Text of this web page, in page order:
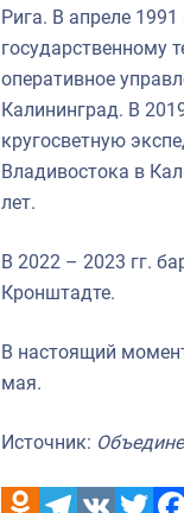
Рига. В апреле
государственному
оперативное
Калининград. В
кругосветную
Владивостока в
лет.
В 2022 – 2023 гг.
Кронштадте.
В настоящий
мая.
Источник: